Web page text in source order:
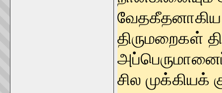
வேதகீதனாகிய
திருமறைகள்
சில முக்கியக்